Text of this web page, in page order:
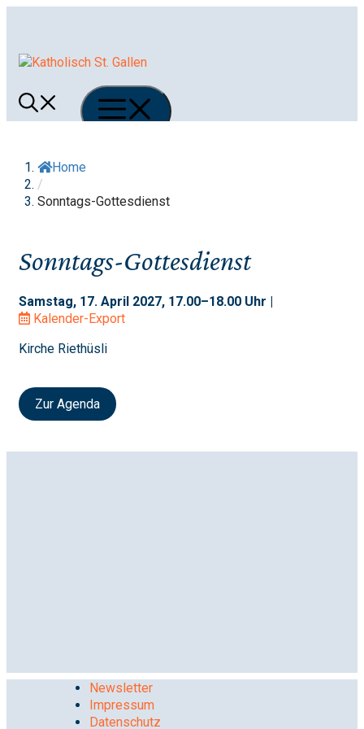
Menü
Home
/
Sonntags-Gottesdienst
Sonntags-Gottesdienst
Samstag, 17. April 2027, 17.00–18.00 Uhr |
Kalender-Export
Kirche Riethüsli
Zur Agenda
Newsletter
Impressum
Datenschutz